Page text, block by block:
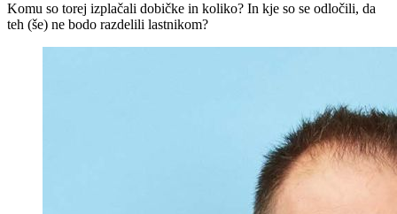
Komu so torej izplačali dobičke in koliko? In kje so se odločili, da
teh (še) ne bodo razdelili lastnikom?